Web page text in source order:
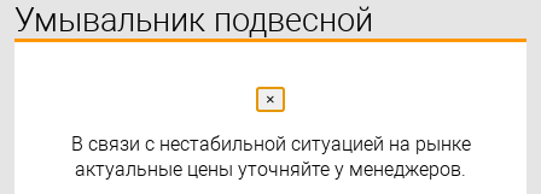
Умывальник подвесной
Element 395*220*125мм CN5045
×
В связи с нестабильной ситуацией на рынке
актуальные цены уточняйте у менеджеров.